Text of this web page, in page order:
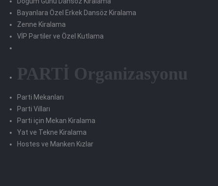
Bayanlara Özel Erkek Dansöz Kiralama
Zenne Kiralama
VİP Partiler ve Özel Kutlama
PARTİ Organizasyonu
Parti Mekanları
Parti Vilları
Parti için Mekan Kiralama
Yat ve Tekne Kiralama
Hostes ve Manken Kızlar